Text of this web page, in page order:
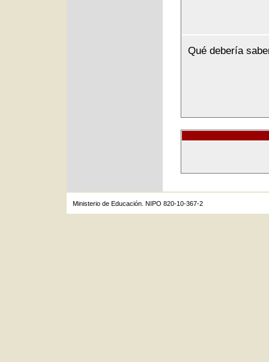
Qué debería
Ministerio de Educación. NIPO 820-10-367-2